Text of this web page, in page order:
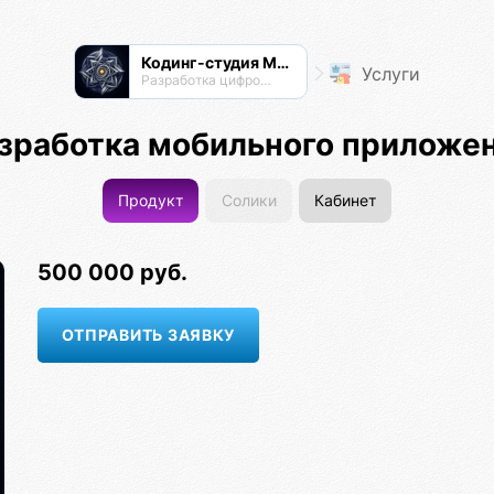
Кодинг-студия Магнатор
Разработка цифровых продуктов Услуги
мобильного
Продукт Солики Кабинет
500 000 руб.